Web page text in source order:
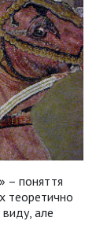
– поняття
теоретично
але